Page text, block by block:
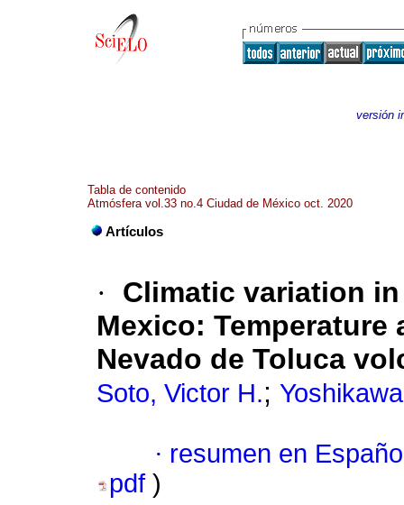
versión
Tabla de contenido
Atmósfera vol.33 no.4 Ciudad de México oct. 2020
Artículos
·
Climatic variation
Mexico:
Nevado de Toluca
Soto, Victor H.;
· resumen en
pdf )